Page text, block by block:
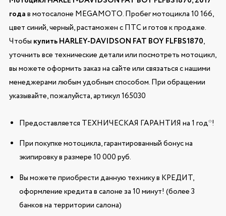
годав мотосалоне MEGAMOTO. Пробег мотоцикла 10 166,
цвет синий, черный, растаможен с ПТС и готов к продаже.
Чтобы купить HARLEY-DAVIDSON FAT BOY FLFBS1870,
уточнить все технические детали или посмотреть мотоцикл,
вы можете оформить заказ на сайте или связаться с нашими
менеджерами любым удобным способом. При обращении
указывайте, пожалуйста, артикул 165030
Предоставляется ТЕХНИЧЕСКАЯ ГАРАНТИЯ на 1 год*!
При покупке мотоцикла, гарантированный бонус на
экипировку в размере 10 000 руб.
Вы можете приобрести данную технику в КРЕДИТ,
оформление кредита в салоне за 10 минут! (более 3
банков на территории салона)